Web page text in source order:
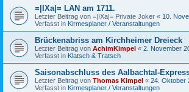
=|IXa|= LAN am 1711.
Letzter Beitrag von =|IXa|= Private Joker « 10.
Verfasst in Kirmesplaner / Veranstaltungen
Brückenabriss am Kirchheimer Dreieck
Letzter Beitrag von AchimKimpel « 2. November
Verfasst in Klatsch & Tratsch
Saisonabschluss des Aalbachtal-
Letzter Beitrag von Thomas Kimpel « 24. Oktober
Verfasst in Kirmesplaner / Veranstaltungen